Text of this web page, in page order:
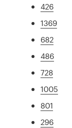
426
1369
682
486
728
1005
801
296